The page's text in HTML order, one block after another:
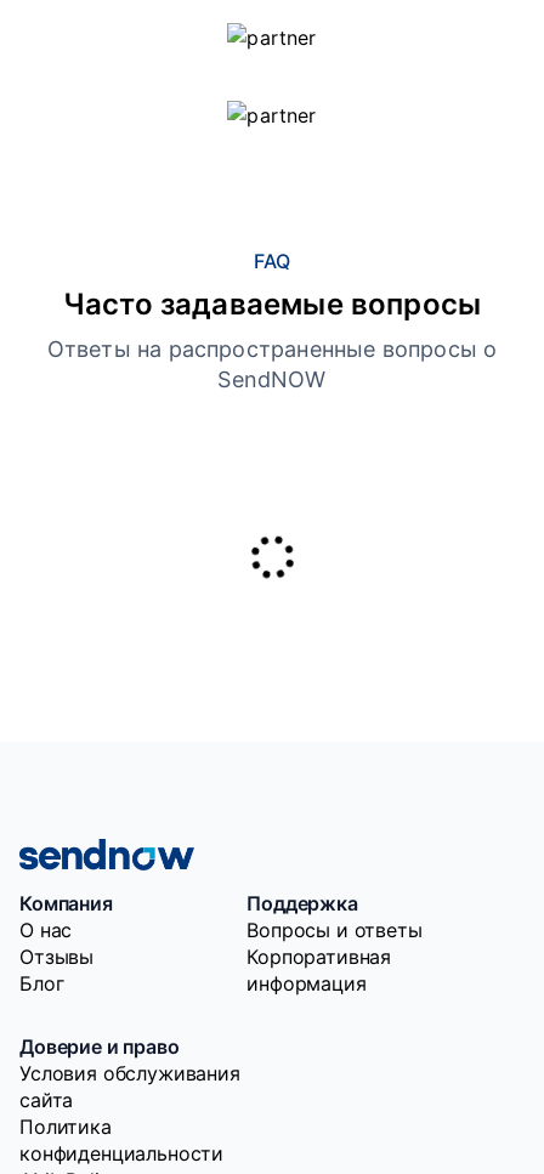
FAQ
Часто задаваемые вопросы
Ответы на распространенные вопросы о
SendNOW
Компания
O нас
Отзывы
Блог
Поддержка
Вопросы и ответы
Корпоративная
информация
Доверие и право
Условия обслуживания
сайта
Политика
конфиденциальности